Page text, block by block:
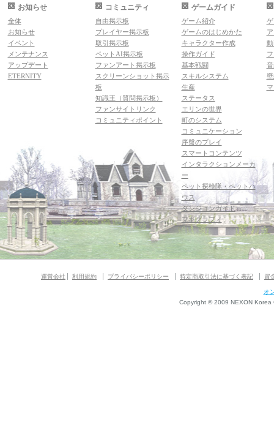
お知らせ
全体
お知らせ
イベント
メンテナンス
アップデート
ETERNITY
コミュニティ
自由掲示板
プレイヤー掲示板
取引掲示板
ペットAI掲示板
ファンアート掲示板
スクリーンショット掲示
板
知識王（質問掲示板）
ファンサイトリンク
コミュニティポイント
ゲームガイド
ゲーム紹介
ゲームのはじめかた
キャラクター作成
操作ガイド
基本戦闘
スキルシステム
生産
ステータス
エリンの世界
町のシステム
コミュニケーション
序盤のプレイ
スマートコンテンツ
インタラクションメーカ
ー
ペット探検隊・ペットハ
ウス
ダンジョンガイド
マギグラフィ
運営会社 利用規約 プライバシーポリシー 特定商取引法に基づく表記 資
オ
Copyright © 2009 NEXON Korea